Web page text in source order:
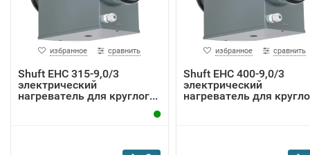
избранное сравнить
Shuft EHC 315-9,0/3
электрический
нагреватель для круглог...
избранное сравнить
Shuft EHC 400-9,0/3
электрический
нагреватель для